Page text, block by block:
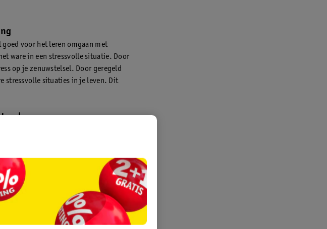
goed voor het leren omgaan met
ware in een stressvolle situatie. Door
op je zenuwstelsel. Door geregeld
stressvolle situaties in je leven. Dit
Onderzoekers zijn het er
die dagelijks koud douchen
thuis gedaan
? Een koude douche kan
. Dit komt doordat bij (ijs)koud water
in de spieren worden afgeremd. Klinkt